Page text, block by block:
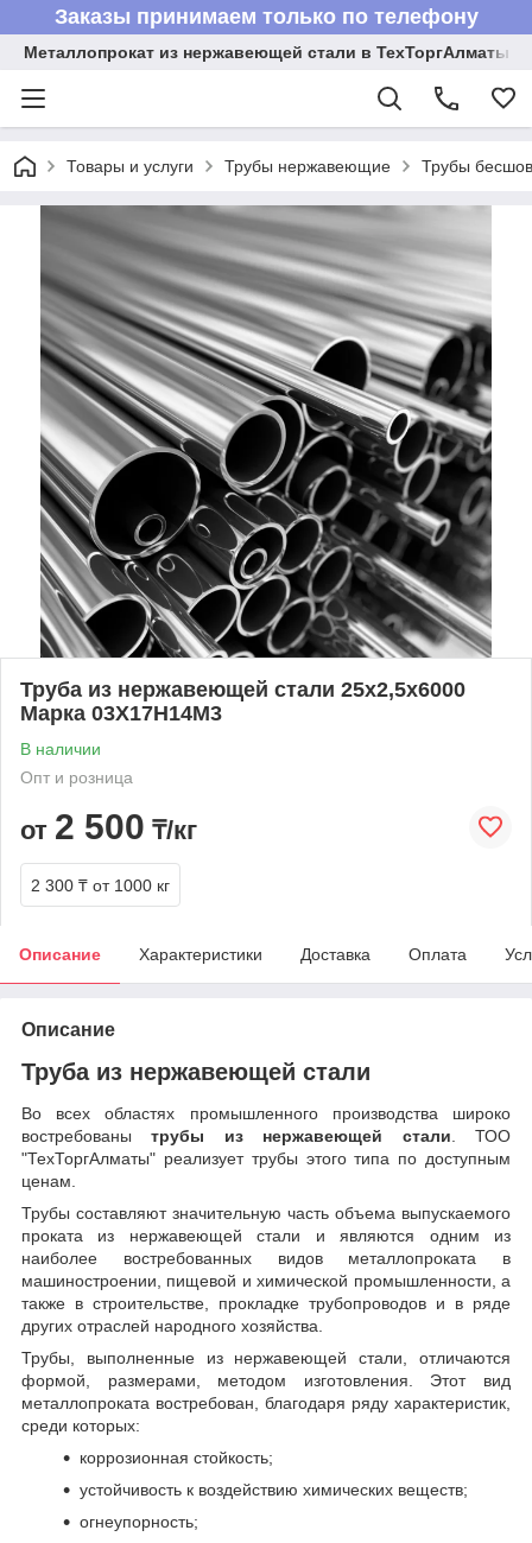
Заказы принимаем только по телефону
Металлопрокат из нержавеющей стали в ТехТоргАлматы
Товары и услуги Трубы нержавеющие Трубы
Труба из нержавеющей стали 25х2,5х6000
Марка 03Х17Н14М3
В наличии
Опт и розница
от 2 500 ₸/кг
2 300 ₸ от 1000 кг
Описание Характеристики Доставка Оплата
Описание
Труба из нержавеющей стали
Во всех областях промышленного производства широко
востребованытрубы из нержавеющей стали. ТОО
"ТехТоргАлматы" реализует трубы этого типа по доступным
ценам.
Трубы составляют значительную часть объема выпускаемого
проката из нержавеющей стали и являются одним из
наиболее востребованных видов металлопроката в
машиностроении, пищевой и химической промышленности, а
также в строительстве, прокладке трубопроводов и в ряде
других отраслей народного хозяйства.
Трубы, выполненные из нержавеющей стали, отличаются
формой, размерами, методом изготовления. Этот вид
металлопроката востребован, благодаря ряду характеристик,
среди которых:
коррозионная стойкость;
устойчивость к воздействию химических веществ;
огнеупорность;